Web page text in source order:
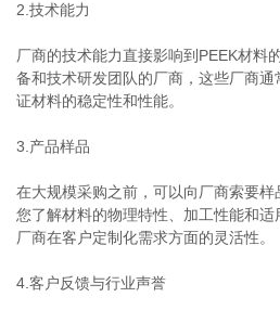
2.技术能力
厂商的技术能力直接影响到PEEK材料
备和技术研发团队的厂商，这些厂商
证材料的稳定性和性能。
3.产品样品
在大规模采购之前，可以向厂商索要
您了解材料的物理特性、加工性能和
厂商在客户定制化需求方面的灵活性。
4.客户反馈与行业声誉